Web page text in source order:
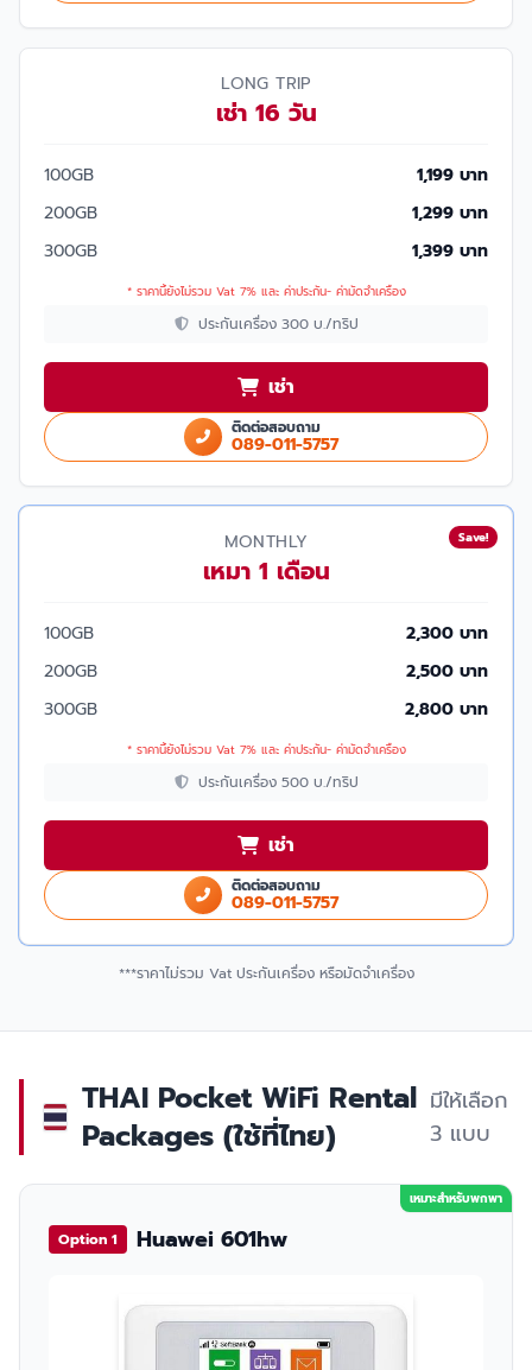
LONG TRIP
เช่า 16 วัน
100GB
1,199 บาท
200GB
1,299 บาท
300GB
1,399 บาท
* ราคานี้ยังไม่รวม Vat 7% และ ค่าประกัน- ค่ามัดจำเครื่อง
ประกันเครื่อง 300 บ./ทริป
เช่า
ติดต่อสอบถาม
089-011-5757
Save!
MONTHLY
เหมา 1 เดือน
100GB
2,300 บาท
200GB
2,500 บาท
300GB
2,800 บาท
* ราคานี้ยังไม่รวม Vat 7% และ ค่าประกัน- ค่ามัดจำเครื่อง
ประกันเครื่อง 500 บ./ทริป
เช่า
ติดต่อสอบถาม
089-011-5757
***ราคาไม่รวม Vat ประกันเครื่อง หรือมัดจำเครื่อง
THAI Pocket WiFi Rental
Packages (ใช้ที่ไทย)
มีให้เลือก
3 แบบ
เหมาะสำหรับพกพา
Option 1 Huawei 601hw